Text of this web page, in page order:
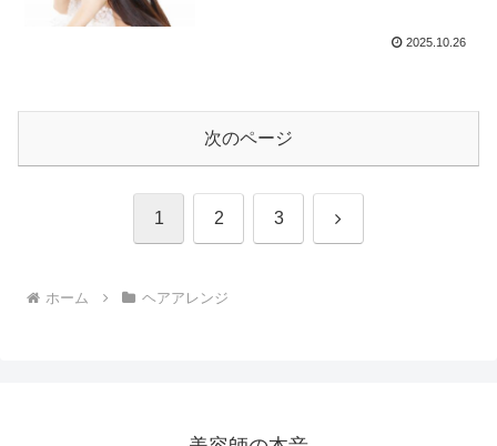
2025.10.26
次のページ
1 2 3 次
ホーム ヘアアレンジ